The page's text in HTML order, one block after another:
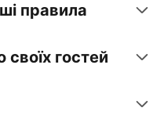
правила
своїх гостей